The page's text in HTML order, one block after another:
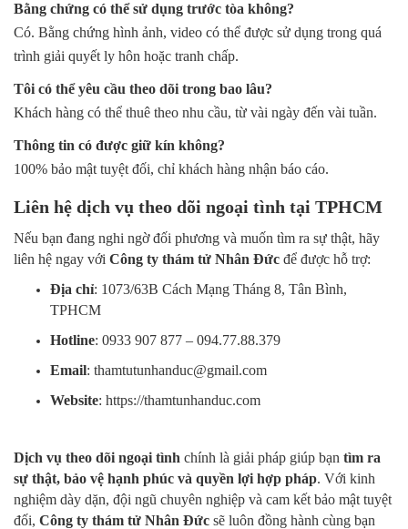
Bằng chứng có thể sử dụng trước tòa không?
Có. Bằng chứng hình ảnh, video có thể được sử dụng trong quá
trình giải quyết ly hôn hoặc tranh chấp.
Tôi có thể yêu cầu theo dõi trong bao lâu?
Khách hàng có thể thuê theo nhu cầu, từ vài ngày đến vài tuần.
Thông tin có được giữ kín không?
100% bảo mật tuyệt đối, chỉ khách hàng nhận báo cáo.
Liên hệ dịch vụ theo dõi ngoại tình tại TPHCM
Nếu bạn đang nghi ngờ đối phương và muốn tìm ra sự thật, hãy
liên hệ ngay với Công ty thám tử Nhân Đức để được hỗ trợ:
Địa chỉ: 1073/63B Cách Mạng Tháng 8, Tân Bình,
TPHCM
Hotline: 0933 907 877 – 094.77.88.379
Email: thamtutunhanduc@gmail.com
Website: https://thamtunhanduc.com
Dịch vụ theo dõi ngoại tình chính là giải pháp giúp bạn tìm ra
sự thật, bảo vệ hạnh phúc và quyền lợi hợp pháp. Với kinh
nghiệm dày dặn, đội ngũ chuyên nghiệp và cam kết bảo mật tuyệt
đối, Công ty thám tử Nhân Đức sẽ luôn đồng hành cùng bạn